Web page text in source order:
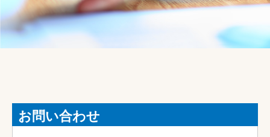
お問い合わせ